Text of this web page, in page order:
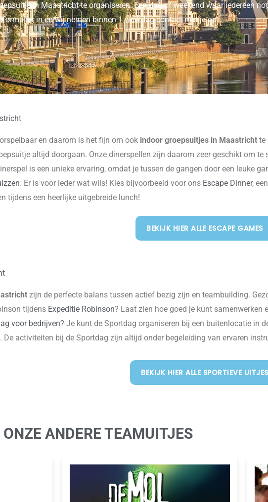
in Maastricht te organiseren. Een dag of weekend waar iedereen
in en wij nemen binnen 1 werkdag contact met je op.
en daarom is het fijn om ook indoor groepsuitjes in Maastricht te
altijd doorgaan. Onze dinerspellen zijn daarom zeer geschikt om
is een unieke ervaring, omdat je tussen de gangen door een leuke
. Er is voor ieder wat wils! Kies bijvoorbeeld voor ons Escape Dinner,
tijdens een heerlijke uitgebreide lunch!
BEKIJK HIER ALLE ESCAPE GAMES
zijn de perfecte balans tussen actief bezig zijn en teambuilding.
tijdens Expeditie Robinson? Laat zien hoe goed je kunt
voor bedrijven? Je kunt de Sportdag organiseren bij een buitenlocatie in
De activiteiten bij de Sportdag zijn altijd onder begeleiding van ervaren
BEKIJK HIER ALLE SPORTIEVE UITJES
ANDERE TEAMUITJES